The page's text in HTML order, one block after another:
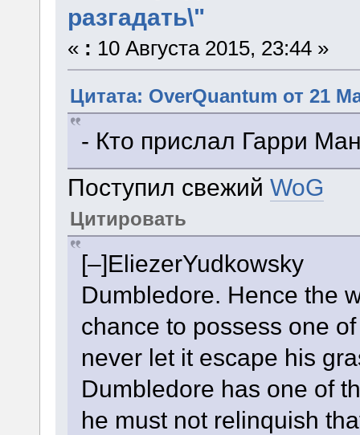
разгадать\"
« : 10 Августа 2015, 23:44 »
Цитата: OverQuantum от 21
- Кто прислал Гарри
Поступил свежий WoG
Цитировать
[–]EliezerYudkowsky
Dumbledore. Hence the
chance to possess one
never let it escape his
Dumbledore has one of
he must not relinquish